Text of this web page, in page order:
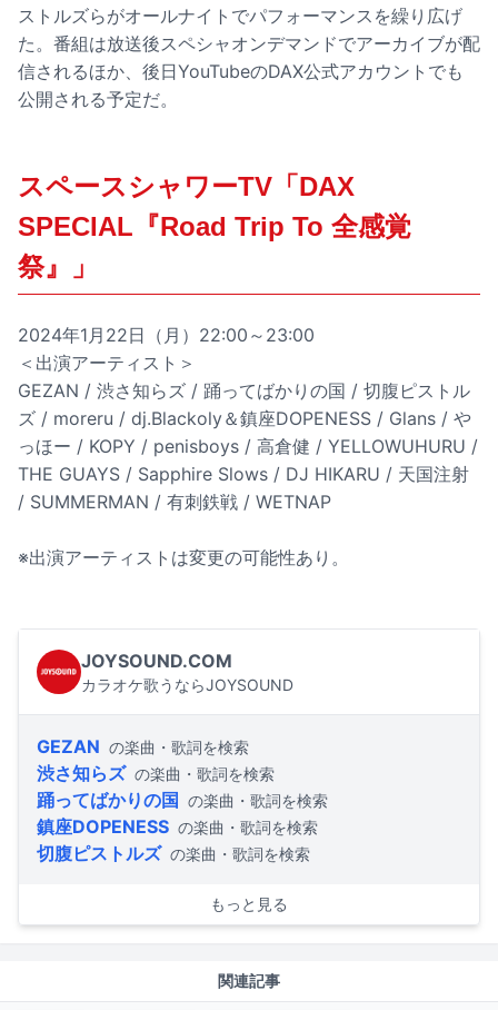
ストルズらがオールナイトでパフォーマンスを繰り広げ
た。番組は放送後スペシャオンデマンドでアーカイブが配
信されるほか、後日YouTubeのDAX公式アカウントでも
公開される予定だ。
スペースシャワーTV「DAX
SPECIAL『Road Trip To 全感覚
祭』」
2024年1月22日（月）22:00～23:00
＜出演アーティスト＞
GEZAN / 渋さ知らズ / 踊ってばかりの国 / 切腹ピストル
ズ / moreru / dj.Blackoly＆鎮座DOPENESS / Glans / や
っほー / KOPY / penisboys / 高倉健 / YELLOWUHURU /
THE GUAYS / Sapphire Slows / DJ HIKARU / 天国注射
/ SUMMERMAN / 有刺鉄戦 / WETNAP
※出演アーティストは変更の可能性あり。
JOYSOUND.COM
カラオケ歌うならJOYSOUND
GEZAN の楽曲・歌詞を検索
渋さ知らズ の楽曲・歌詞を検索
踊ってばかりの国 の楽曲・歌詞を検索
鎮座DOPENESS の楽曲・歌詞を検索
切腹ピストルズ の楽曲・歌詞を検索
もっと見る
関連記事